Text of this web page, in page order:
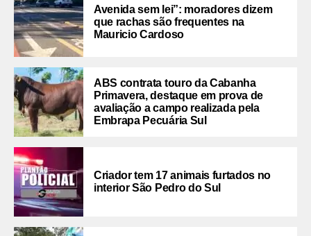
Avenida sem lei”: moradores dizem
que rachas são frequentes na
Mauricio Cardoso
ABS contrata touro da Cabanha
Primavera, destaque em prova de
avaliação a campo realizada pela
Embrapa Pecuária Sul
Criador tem 17 animais furtados no
interior São Pedro do Sul